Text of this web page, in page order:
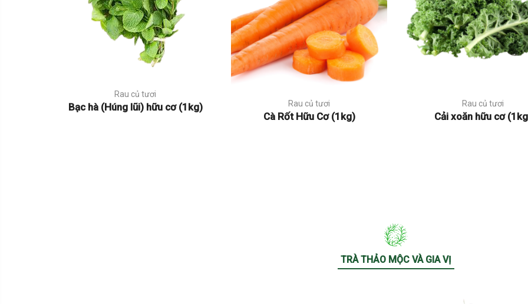
Rau củ tươi
Bạc hà (Húng lũi) hữu cơ (1kg) Rau củ tươi
Cà Rốt Hữu Cơ (1kg)
Rau củ tươi
Cải xoăn hữu cơ
TRÀ THẢO MỘC VÀ GIA VỊ